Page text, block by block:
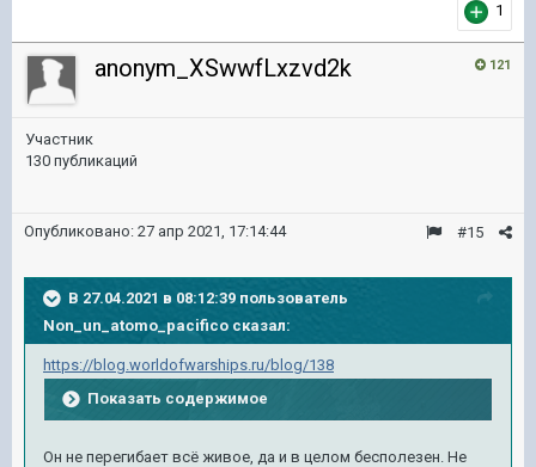
1
121
anonym_XSwwfLxzvd2k
Участник
130 публикаций
#15
Опубликовано: 27 апр 2021, 17:14:44
В 27.04.2021 в 08:12:39 пользователь
Non_un_atomo_pacifico сказал:
https://blog.worldofwarships.ru/blog/138
Показать содержимое
Он не перегибает всё живое, да и в целом бесполезен. Не